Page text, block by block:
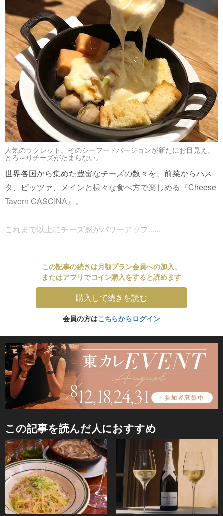
人気のラクレット。そのシーフードバージョンが新たにお目見え。
とろ～りチーズがたまらない。
世界各国から集めた豊富なチーズの数々を、前菜からパス
タ、ピッツァ、メインと様々な食べ方で楽しめる『Cheese
Tavern CASCINA』。
これまで以上にチーズ感がパワーアップ......
この記事の続きは月額プラン会員への加入、
またはアプリでコイン購入をすると読めます
購入して続きを読む
会員の方はこちらからログイン
この記事を読んだ人におすすめ